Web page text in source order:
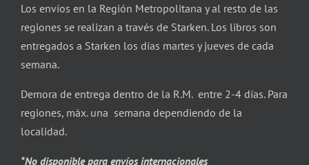
Los envíos en la Región Metropolitana y al resto de las
regiones se realizan a través de Starken. Los libros son
entregados a Starken los días martes y jueves de cada
semana.
Demora de entrega dentro de la R.M. entre 2-4 días. Para
regiones, máx. una semana dependiendo de la
localidad.
*No disponible para envíos internacionales